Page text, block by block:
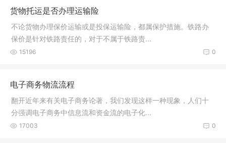
货物托运是否办理运输险
不论货物办理保价运输或是投保运输险，都属保护措施。铁路办
保价是针对铁路责任的，对于不属于铁路责...
0
15196
电子商务物流流程
翻开近年来有关电子商务论著，我们发现这样一种现象，人们十
分强调电子商务中信息流和资金流的电子化...
0
17003